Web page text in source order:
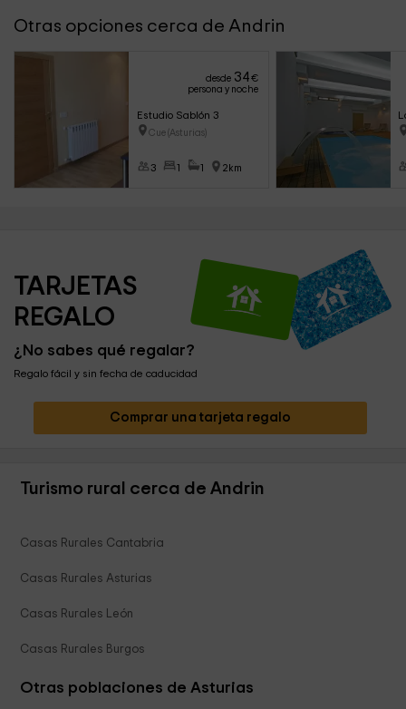
Otras opciones cerca de Andrin
desde 34€
persona y noche
Estudio Sablón 3
Cue (Asturias)
3 1 1 2km
TARJETAS
REGALO
¿No sabes qué regalar?
Regalo fácil y sin fecha de caducidad
Comprar una tarjeta regalo
Turismo rural cerca de Andrin
Casas Rurales Cantabria
Casas Rurales Asturias
Casas Rurales León
Casas Rurales Burgos
Otras poblaciones de Asturias